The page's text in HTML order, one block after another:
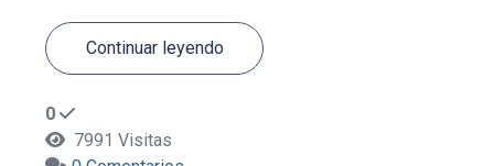
Continuar leyendo
0
7991 Visitas